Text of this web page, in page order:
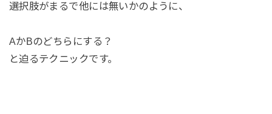
選択肢がまるで他には無いかのように、
AかBのどちらにする？
と迫るテクニックです。